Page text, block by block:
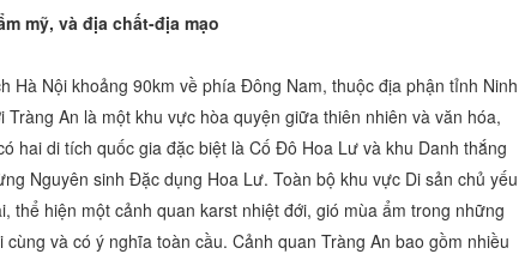
mỹ, và địa chất-địa mạo
Hà Nội khoảng 90km về phía Đông Nam, thuộc địa phận tỉnh Ninh
An là một khu vực hòa quyện giữa thiên nhiên và văn hóa,
hai di tích quốc gia đặc biệt là Cố Đô Hoa Lư và khu Danh thắng
Nguyên sinh Đặc dụng Hoa Lư. Toàn bộ khu vực Di sản chủ yếu
thể hiện một cảnh quan karst nhiệt đới, gió mùa ẩm trong những
và có ý nghĩa toàn cầu. Cảnh quan Tràng An bao gồm nhiều